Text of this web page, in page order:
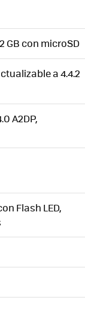
GB con microSD
a 4.4.2
A2DP,
Flash LED,